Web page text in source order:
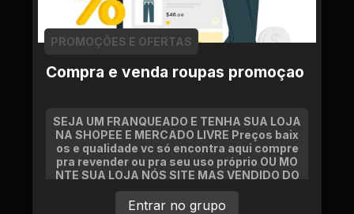
Compra e venda roupas promoçao
PROMOÇÕES E OFERTAS
SEJA UM FRANQUEADO E TENHA SUA LOJA
NA SHOPEE E MERCADO LIVRE Preços baix
os e qualidade vc só encontra aqui compre
pra revender ou pra seu uso próprio OU MO
NTE SUA LOJA NÓS SITE MAS VENDIDO DO
MUNDO TODO SONHAR TRANSFORMANDO
VIDAS
Entrar no grupo